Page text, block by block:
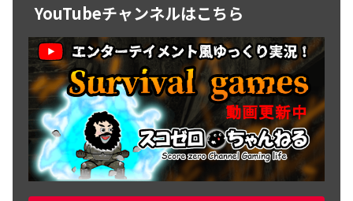
YouTubeチャンネルはこちら